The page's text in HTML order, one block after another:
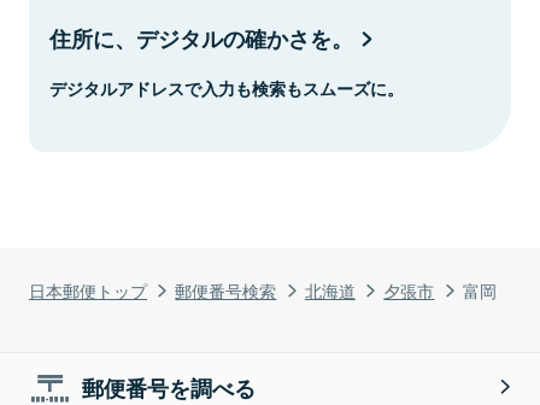
日本郵便トップ 郵便番号検索 北海道 夕張市 富岡
住所に、デジタルの確かさを。
デジタルアドレスで入力も検索もスムーズに。
郵便番号を調べる